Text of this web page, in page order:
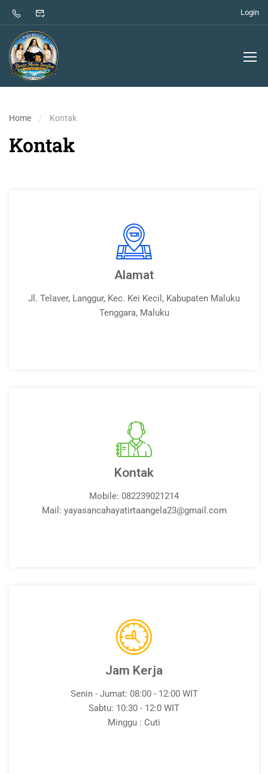
Login
Home Kontak
Kontak
Alamat
Jl. Telaver, Langgur, Kec. Kei Kecil, Kabupaten Maluku
Tenggara, Maluku
Kontak
Mobile: 082239021214
Mail: yayasancahayatirtaangela23@gmail.com
Jam Kerja
Senin - Jumat: 08:00 - 12:00 WIT
Sabtu: 10:30 - 12:0 WIT
Minggu : Cuti